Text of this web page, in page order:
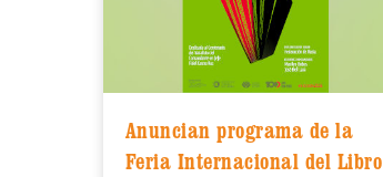
Anuncian programa de la
Feria Internacional del Libro